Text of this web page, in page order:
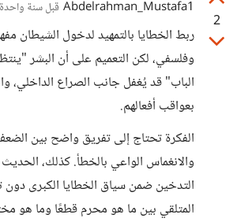
2
Abdelrahman_Mustafa1 قبل سنة واحدة
ربط الخطايا بالتمهيد لدخول الشيطان
وفلسفي، لكن التعميم على أن البشر
الباب" قد يُغفل جانب الصراع الداخلي،
بعواقب أفعالهم.
الفكرة تحتاج إلى تفريق واضح بين
والانغماس الواعي بالخطأ. كذلك،
التدخين ضمن سياق الخطايا الكبرى
المتلقي بين ما هو محرم قطعًا وما هو